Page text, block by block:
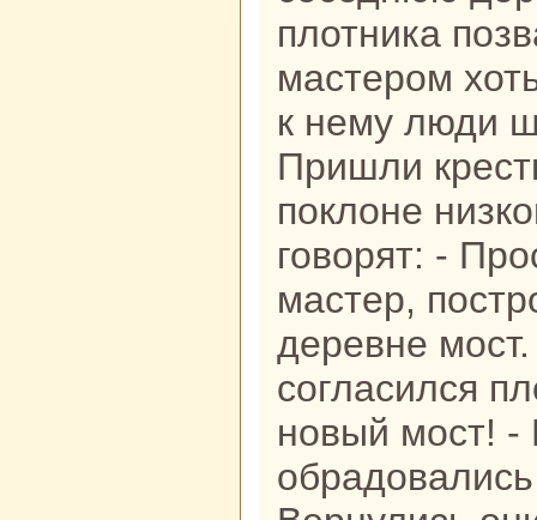
плотника
мастером
к нему люди
Пришли
поклоне
говорят: -
мастер,
деревне
согласился
новый мост! -